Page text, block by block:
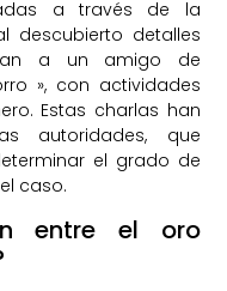
a través de la
descubierto detalles
a un amigo de
», con actividades
Estas charlas han
autoridades, que
el grado de
caso.
entre el oro